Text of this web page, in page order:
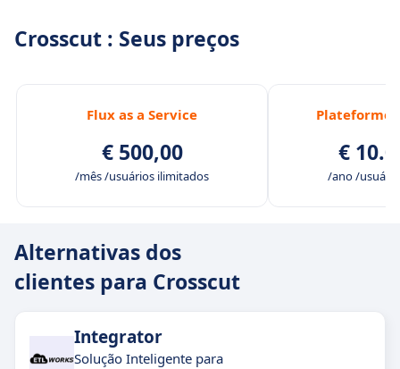
Crosscut : Seus preços
Flux as a Service
€ 500,00
/mês /usuários ilimitados
Plateforme
€
/ano /
Alternativas dos
clientes para Crosscut
Integrator
Solução Inteligente para